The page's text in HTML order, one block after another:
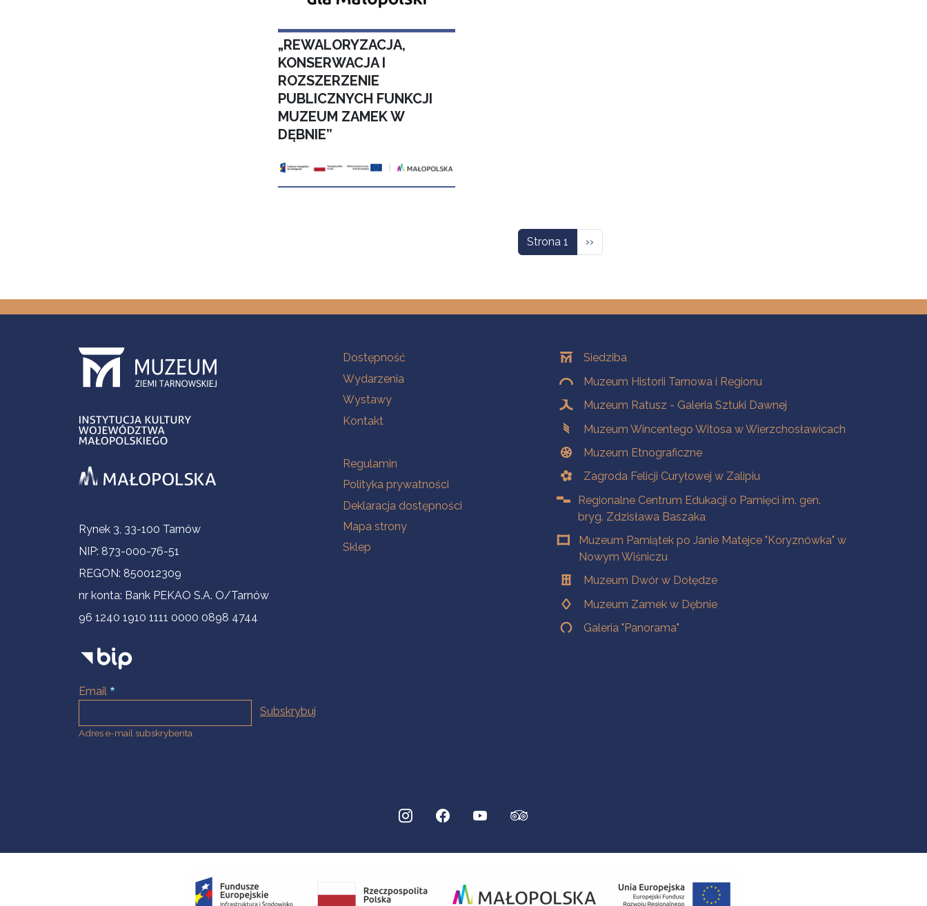
„REWALORYZACJA,
KONSERWACJA I
ROZSZERZENIE
PUBLICZNYCH FUNKCJI
MUZEUM ZAMEK W
DĘBNIE”
Strona 1 Następna strona
››
Informacje kontaktowe
Rynek 3, 33-100 Tarnów
NIP: 873-000-76-51
REGON: 850012309
nr konta: Bank PEKAO S.A. O/Tarnów
96 1240 1910 1111 0000 0898 4744
Email
Adres e-mail subskrybenta.
Na skróty
Dostępność
Wydarzenia
Wystawy
Kontakt
Na skróty
Regulamin
Polityka prywatności
Deklaracja dostępności
Mapa strony
Sklep
OddziałySiedziba
Muzeum Historii Tarnowa i Regionu
Muzeum Ratusz - Galeria Sztuki Dawnej
Muzeum Wincentego Witosa w Wierzchosławicach
Muzeum Etnograficzne
Zagroda Felicji Curyłowej w Zalipiu
Regionalne Centrum Edukacji o Pamięci im. gen.
bryg. Zdzisława Baszaka
Muzeum Pamiątek po Janie Matejce "Koryznówka" w
Nowym Wiśniczu
Muzeum Dwór w Dołędze
Muzeum Zamek w Dębnie
Galeria "Panorama"